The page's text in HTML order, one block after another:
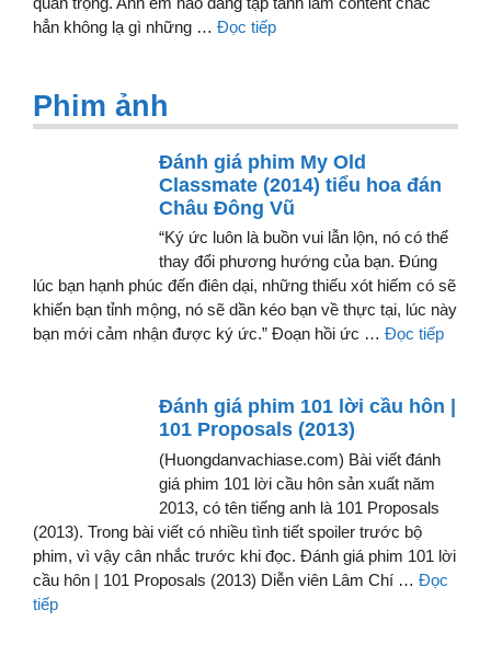
hẳn không lạ gì những … Đọc tiếp
Phim ảnh
Đánh giá phim My Old
Classmate (2014) tiểu hoa đán
Châu Đông Vũ
“Ký ức luôn là buồn vui lẫn lộn, nó có thể
thay đổi phương hướng của bạn. Đúng
lúc bạn hạnh phúc đến điên dại, những thiếu xót hiếm có sẽ
khiến bạn tỉnh mộng, nó sẽ dần kéo bạn về thực tại, lúc này
bạn mới cảm nhận được ký ức.” Đoạn hồi ức … Đọc tiếp
Đánh giá phim 101 lời cầu hôn |
101 Proposals (2013)
(Huongdanvachiase.com) Bài viết đánh
giá phim 101 lời cầu hôn sản xuất năm
2013, có tên tiếng anh là 101 Proposals
(2013). Trong bài viết có nhiều tình tiết spoiler trước bộ
phim, vì vậy cân nhắc trước khi đọc. Đánh giá phim 101 lời
cầu hôn | 101 Proposals (2013) Diễn viên Lâm Chí … Đọc
tiếp